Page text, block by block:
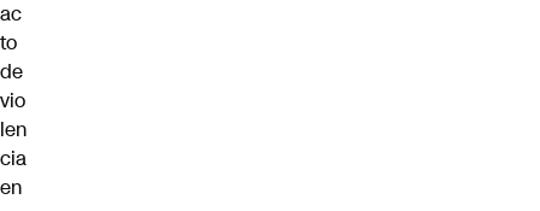
ac
to
de
vio
len
cia
en